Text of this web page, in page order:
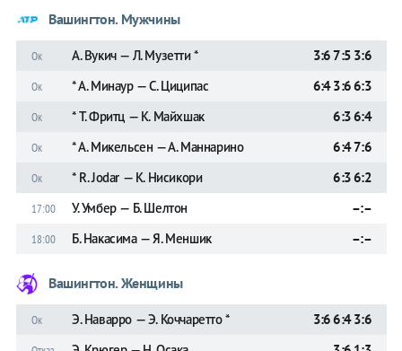
Вашингтон. Мужчины
Ок А. Вукич — Л. Музетти * 3:6 7:5 3:6
Ок * А. Минаур — С. Циципас 6:4 3:6 6:3
Ок * Т. Фритц — К. Майхшак 6:3 6:4
Ок * А. Микельсен — А. Маннарино 6:4 7:6
Ок * R. Jodar — К. Нисикори 6:3 6:2
17:00 У. Умбер — Б. Шелтон –:–
18:00 Б. Накасима — Я. Меншик –:–
Вашингтон. Женщины
Ок Э. Наварро — Э. Коччаретто * 3:6 6:4 3:6